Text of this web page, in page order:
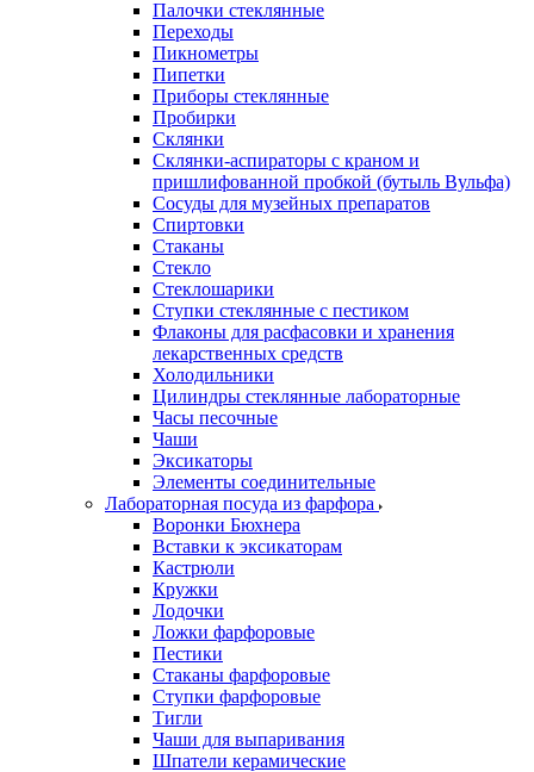
Палочки стеклянные
Переходы
Пикнометры
Пипетки
Приборы стеклянные
Пробирки
Склянки
Склянки-аспираторы с краном и
пришлифованной пробкой (бутыль Вульфа)
Сосуды для музейных препаратов
Спиртовки
Стаканы
Стекло
Стеклошарики
Ступки стеклянные с пестиком
Флаконы для расфасовки и хранения
лекарственных средств
Холодильники
Цилиндры стеклянные лабораторные
Часы песочные
Чаши
Эксикаторы
Элементы соединительные
Лабораторная посуда из фарфора
Воронки Бюхнера
Вставки к эксикаторам
Кастрюли
Кружки
Лодочки
Ложки фарфоровые
Пестики
Стаканы фарфоровые
Ступки фарфоровые
Тигли
Чаши для выпаривания
Шпатели керамические